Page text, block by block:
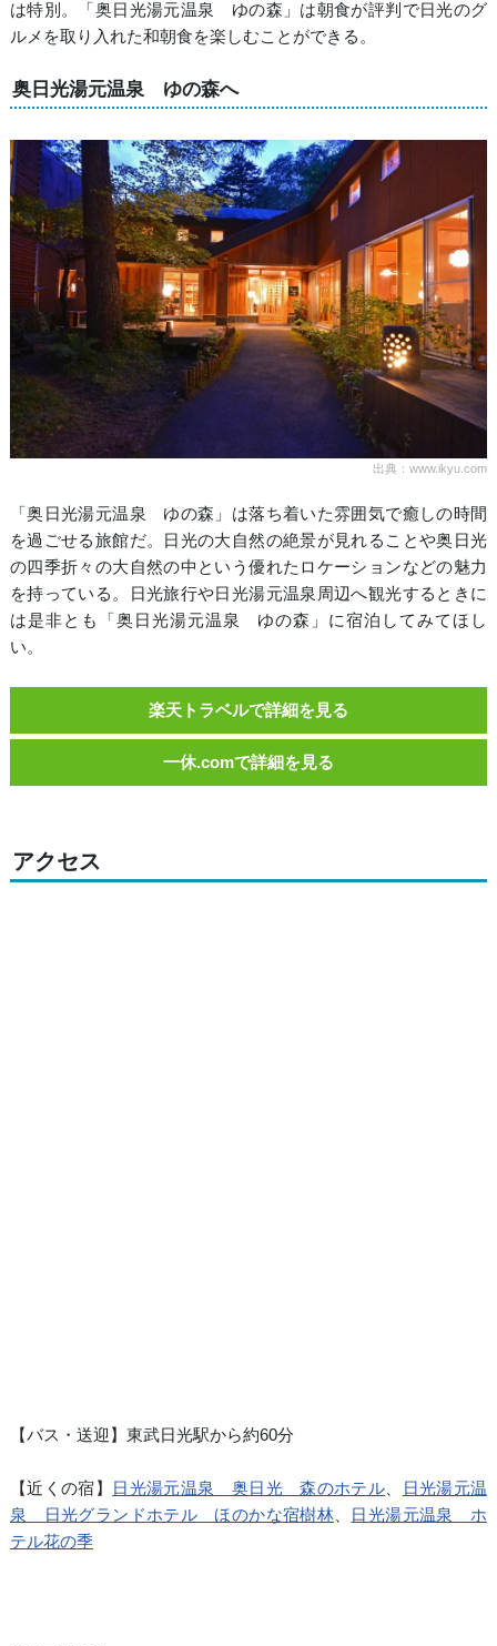
は特別。「奥日光湯元温泉 ゆの森」は朝食が評判で日光のグ
ルメを取り入れた和朝食を楽しむことができる。
奥日光湯元温泉 ゆの森へ
出典：www.ikyu.com
「奥日光湯元温泉 ゆの森」は落ち着いた雰囲気で癒しの時間
を過ごせる旅館だ。日光の大自然の絶景が見れることや奥日光
の四季折々の大自然の中という優れたロケーションなどの魅力
を持っている。日光旅行や日光湯元温泉周辺へ観光するときに
は是非とも「奥日光湯元温泉 ゆの森」に宿泊してみてほし
い。
楽天トラベルで詳細を見る
一休.comで詳細を見る
アクセス
【バス・送迎】東武日光駅から約60分
【近くの宿】 日光湯元温泉 奥日光 森のホテル
日光湯元温
泉 日光グランドホテル ほのかな宿樹林
日光湯元温泉 ホ
テル花の季